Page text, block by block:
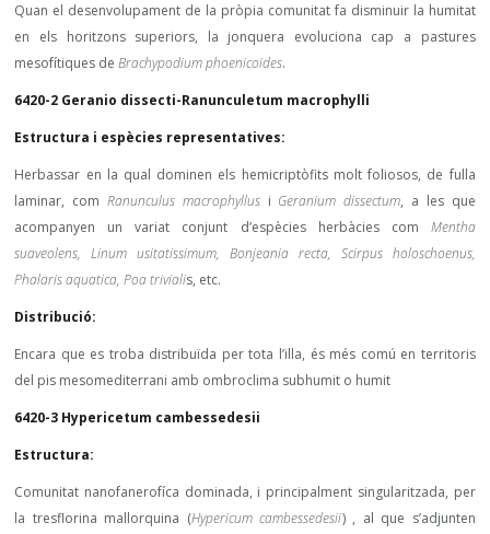
Quan el desenvolupament de la pròpia comunitat fa disminuir la humitat
en els horitzons superiors, la jonquera evoluciona cap a pastures
mesofítiques deBrachypodium phoenicoides.
6420-2 Geranio dissecti-Ranunculetum macrophylli
Estructura i espècies representatives:
Herbassar en la qual dominen els hemicriptòfits molt foliosos, de fulla
laminar, com Ranunculus macrophyllusi Geranium dissectum, a les que
acompanyen un variat conjunt d’espècies herbàcies com Mentha
suaveolens, Linum usitatissimum, Bonjeania recta, Scirpus holoschoenus,
Phalaris aquatica, Poa trivialis, etc.
Distribució:
Encara que es troba distribuïda per tota l’illa, és més comú en territoris
del pis mesomediterrani amb ombroclima subhumit o humit
6420-3 Hypericetum cambessedesii
Estructura:
Comunitat nanofanerofíca dominada, i principalment singularitzada, per
la tresflorina mallorquina (Hypericum cambessedesii) , al que s’adjunten